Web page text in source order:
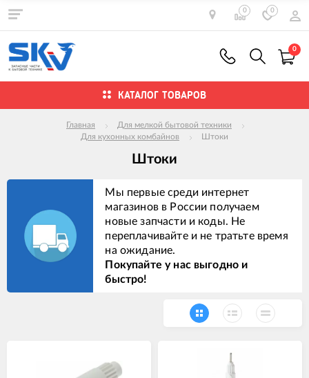
0 0
0
КАТАЛОГ ТОВАРОВ
Главная
Для мелкой бытовой техники
Для кухонных комбайнов
Штоки
Штоки
Мы первые среди интернет
магазинов в России получаем
новые запчасти и коды. Не
переплачивайте и не тратьте время
на ожидание.
Покупайте у нас выгодно и
быстро!